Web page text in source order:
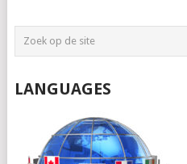
LANGUAGES